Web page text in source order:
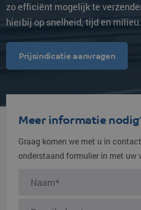
zo efficiënt mogelijk te
hierbij op snelheid, tijd en milieu.
Prijsindicatie aanvragen
Meer informatie
Graag komen we met u in
onderstaand formulier in met uw